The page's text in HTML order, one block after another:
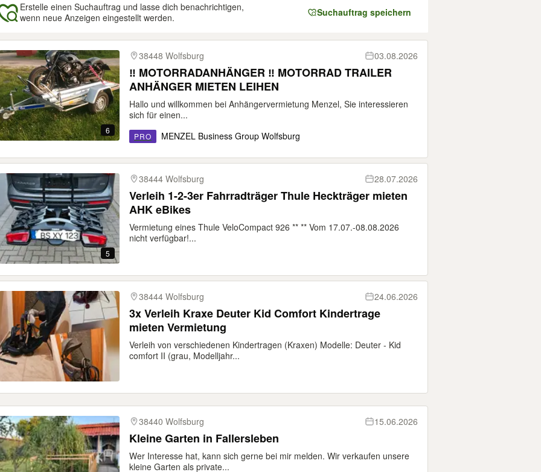
Erstelle einen Suchauftrag und lasse dich benachrichtigen,
wenn neue Anzeigen eingestellt werden.
Suchauftrag speichern
6
38448 Wolfsburg 03.08.2026
‼️ MOTORRADANHÄNGER ‼️ MOTORRAD TRAILER
ANHÄNGER MIETEN LEIHEN
Hallo und willkommen bei Anhängervermietung Menzel, Sie interessieren
sich für einen...
PRO MENZEL Business Group Wolfsburg
5
38444 Wolfsburg 28.07.2026
Verleih 1-2-3er Fahrradträger Thule Heckträger mieten
AHK eBikes
Vermietung eines Thule VeloCompact 926 ** ** Vom 17.07.-08.08.2026
nicht verfügbar!...
38444 Wolfsburg 24.06.2026
3x Verleih Kraxe Deuter Kid Comfort Kindertrage
mieten Vermietung
Verleih von verschiedenen Kindertragen (Kraxen) Modelle: Deuter - Kid
comfort II (grau, Modelljahr...
38440 Wolfsburg 15.06.2026
Kleine Garten in Fallersleben
Wer Interesse hat, kann sich gerne bei mir melden. Wir verkaufen unsere
kleine Garten als private...